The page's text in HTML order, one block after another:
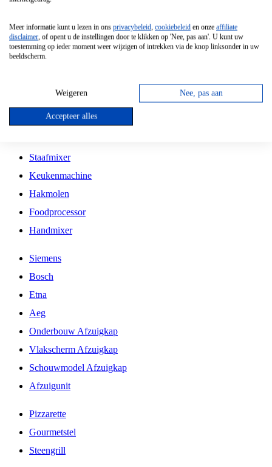
Vrijstaande Magnetron
Vrijstaande Kookplaat
Inbouw Gaskookplaat
Inbouw Keramische Kookplaat
Kookplaat Accessoires
Staafmixer
Keukenmachine
Hakmolen
Foodprocessor
Handmixer
Siemens
Bosch
Etna
Aeg
Onderbouw Afzuigkap
Vlakscherm Afzuigkap
Schouwmodel Afzuigkap
Afzuigunit
Pizzarette
Gourmetstel
Steengrill
Meer informatie kunt u lezen in ons privacybeleid, cookiebeleid en onze affiliate
disclaimer, of opent u de instellingen door te klikken op 'Nee, pas aan'. U kunt uw
toestemming op ieder moment weer wijzigen of intrekken via de knop linksonder in uw
beeldscherm.
Weigeren Nee, pas aan
Accepteer alles